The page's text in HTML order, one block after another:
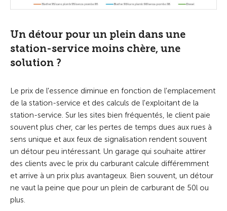
Un détour pour un plein dans une
station-service moins chère, une
solution ?
Le prix de l'essence diminue en fonction de l'emplacement
de la station-service et des calculs de l'exploitant de la
station-service. Sur les sites bien fréquentés, le client paie
souvent plus cher, car les pertes de temps dues aux rues à
sens unique et aux feux de signalisation rendent souvent
un détour peu intéressant. Un garage qui souhaite attirer
des clients avec le prix du carburant calcule différemment
et arrive à un prix plus avantageux. Bien souvent, un détour
ne vaut la peine que pour un plein de carburant de 50l ou
plus.